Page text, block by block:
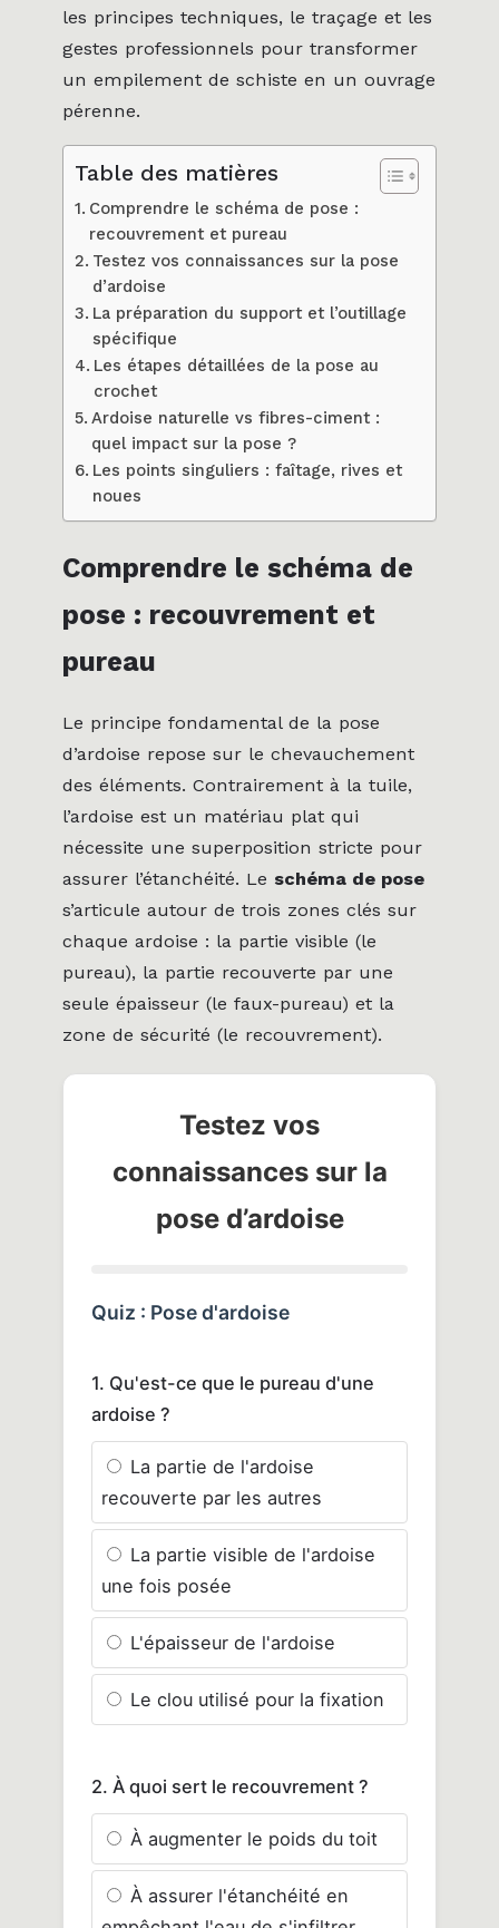
les principes techniques, le traçage et les
gestes professionnels pour transformer
un empilement de schiste en un ouvrage
pérenne.
Table des matières
Comprendre le schéma de pose :
recouvrement et pureau
Testez vos connaissances sur la pose
d’ardoise
La préparation du support et l’outillage
spécifique
Les étapes détaillées de la pose au
crochet
Ardoise naturelle vs fibres-ciment :
quel impact sur la pose ?
Les points singuliers : faîtage, rives et
noues
Comprendre le schéma de
pose : recouvrement et
pureau
Le principe fondamental de la pose
d’ardoise repose sur le chevauchement
des éléments. Contrairement à la tuile,
l’ardoise est un matériau plat qui
nécessite une superposition stricte pour
assurer l’étanchéité. Le schéma de pose
s’articule autour de trois zones clés sur
chaque ardoise : la partie visible (le
pureau), la partie recouverte par une
seule épaisseur (le faux-pureau) et la
zone de sécurité (le recouvrement).
Testez vos
connaissances sur la
pose d’ardoise
Quiz : Pose d'ardoise
1. Qu'est-ce que le pureau d'une
ardoise ?
La partie de l'ardoise
recouverte par les autres
La partie visible de l'ardoise
une fois posée
L'épaisseur de l'ardoise
Le clou utilisé pour la fixation
2. À quoi sert le recouvrement ?
À augmenter le poids du toit
À assurer l'étanchéité en